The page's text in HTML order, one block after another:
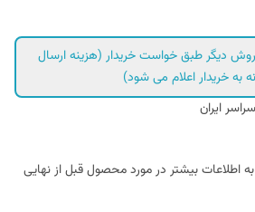
روش دیگر طبق خواست خریدار (هزینه ارسال
به خریدار اعلام می شود)
ایران
اطلاعات بیشتر در مورد محصول قبل از نهایی